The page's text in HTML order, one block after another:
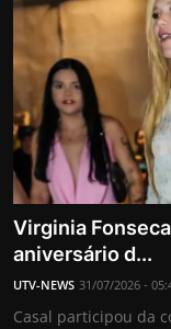
Virginia
aniversário d...
UTV-NEWS 31/07/2026 -
Casal participou da